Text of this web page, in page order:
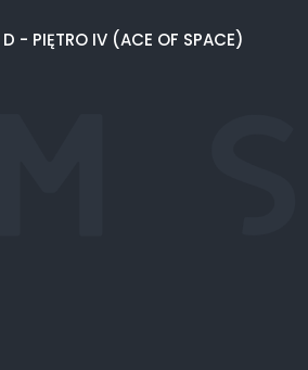
D - PIĘTRO IV (ACE OF SPACE)